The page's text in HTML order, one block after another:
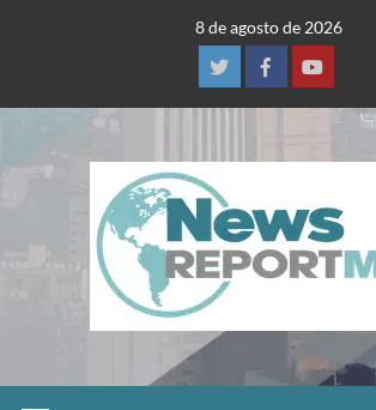
8 de agosto de 2026
TwitterFacebookYoutube